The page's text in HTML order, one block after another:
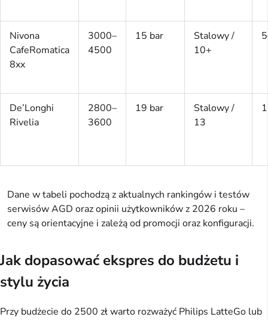
Nivona
CafeRomatica
8xx
3000–
4500
15 bar
Stalowy /
10+
De’Longhi
Rivelia
2800–
3600
19 bar
Stalowy /
13
Dane w tabeli pochodzą z aktualnych rankingów i testów
serwisów AGD oraz opinii użytkowników z 2026 roku –
ceny są orientacyjne i zależą od promocji oraz konfiguracji.
Jak dopasować ekspres do budżetu i
stylu życia
Przy budżecie do 2500 zł warto rozważyć Philips LatteGo lub